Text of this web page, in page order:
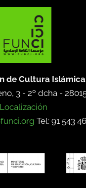
de Cultura Islámica
3 - 2º dcha -
Localización
Tel: 91 543